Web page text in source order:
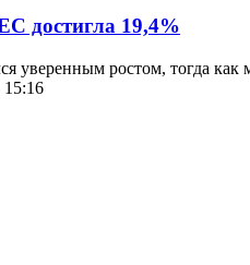
достигла 19,4%
уверенным ростом, тогда
15:16